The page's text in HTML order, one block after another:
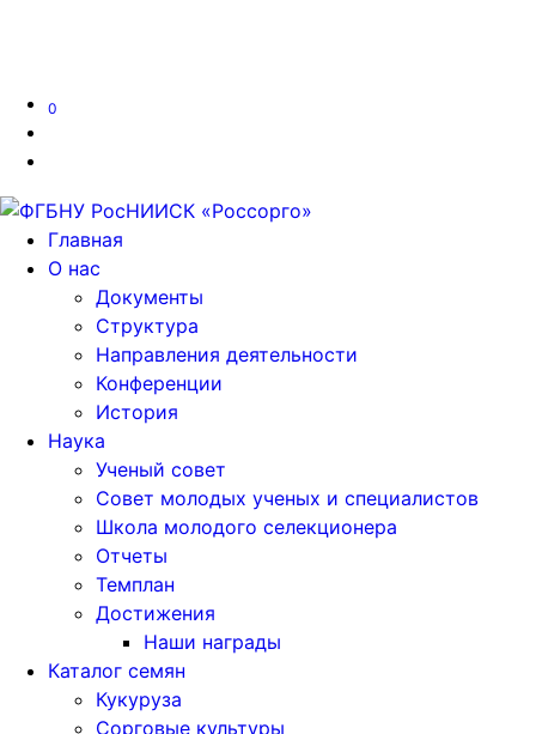
0
Главная
О нас
Документы
Структура
Направления деятельности
Конференции
История
Наука
Ученый совет
Совет молодых ученых и специалистов
Школа молодого селекционера
Отчеты
Темплан
Достижения
Наши награды
Каталог семян
Кукуруза
Сорговые культуры